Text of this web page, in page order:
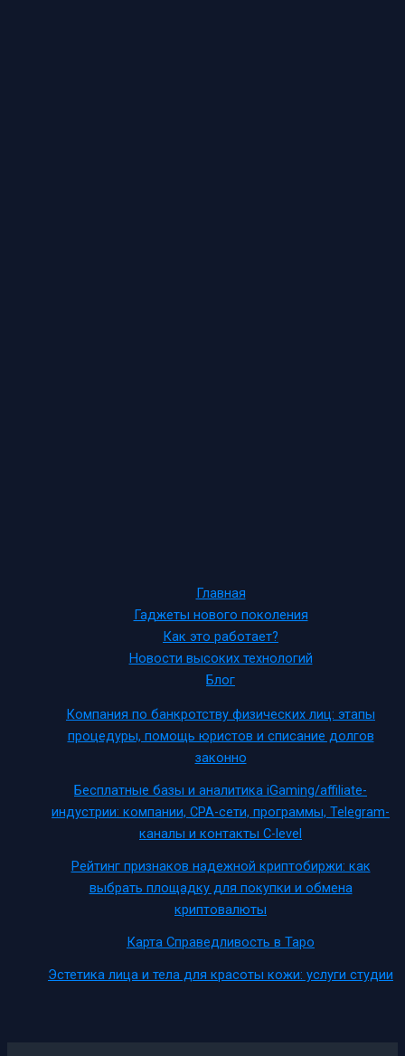
Главная
Гаджеты нового поколения
Как это работает?
Новости высоких технологий
Блог
Компания по банкротству физических лиц: этапы
процедуры, помощь юристов и списание долгов
законно
Бесплатные базы и аналитика iGaming/affiliate-
индустрии: компании, CPA-сети, программы, Telegram-
каналы и контакты C-level
Рейтинг признаков надежной криптобиржи: как
выбрать площадку для покупки и обмена
криптовалюты
Карта Справедливость в Таро
Эстетика лица и тела для красоты кожи: услуги студии